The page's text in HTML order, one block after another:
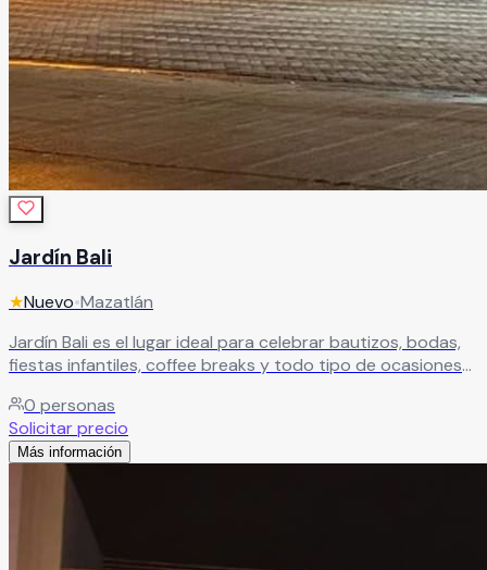
Jardín Bali
★Nuevo•Mazatlán
Jardín Bali es el lugar ideal para celebrar bautizos, bodas,
fiestas infantiles, coffee breaks y todo tipo de ocasiones
adapta a tus necesidades, permitiéndonos encargarnos
de cada detalle para que disfrutes una celebración sin
preocupaciones.
0 personas
Solicitar precio
Más información